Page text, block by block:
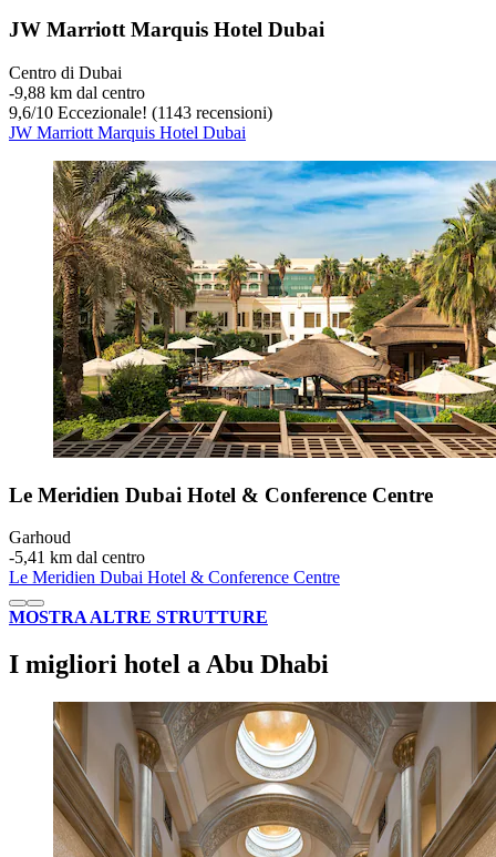
JW Marriott Marquis Hotel Dubai
Centro di Dubai
‐9,88 km dal centro
9,6/10 Eccezionale! (1143 recensioni)
JW Marriott Marquis Hotel Dubai
Le Meridien Dubai Hotel & Conference Centre
Garhoud
‐5,41 km dal centro
Le Meridien Dubai Hotel & Conference Centre
MOSTRA ALTRE STRUTTURE
I migliori hotel a Abu Dhabi